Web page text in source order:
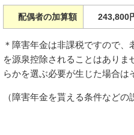
配偶者の加算額 243,800
＊障害年金は非課税ですので
を源泉控除されることはありま
らかを選ぶ必要が生じた場合は
（障害年金を貰える条件などの